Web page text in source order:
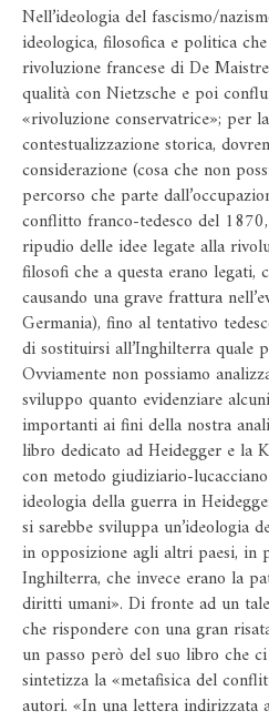
Nell’ideologia del fascismo/
ideologica, filosofica e politica
rivoluzione francese di De
qualità con Nietzsche e poi
«rivoluzione conservatrice»; per
contestualizzazione storica,
considerazione (cosa che non
percorso che parte
conflitto franco-tedesco del
ripudio delle idee legate alla
filosofi che a questa erano legati,
causando una grave frattura
Germania), fino al tentativo
di sostituirsi all’Inghilterra quale
Ovviamente non possiamo
sviluppo quanto evidenziare
importanti ai fini della nostra
libro dedicato ad Heidegger e la
con metodo giudiziario-
ideologia della guerra in
si sarebbe sviluppa un’ideologia
in opposizione agli altri paesi, in
Inghilterra, che invece erano la
diritti umani». Di fronte ad un
che rispondere con una gran
un passo però del suo libro che
sintetizza la «metafisica del
autori. «In una lettera indirizzata